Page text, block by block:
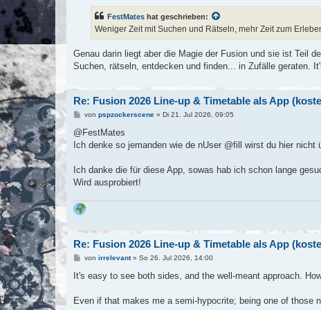
FestMates hat geschrieben:
Weniger Zeit mit Suchen und Rätseln, mehr Zeit zum
Genau darin liegt aber die Magie der Fusion und sie ist Teil
Suchen, rätseln, entdecken und finden... in Zufälle geraten.
Re: Fusion 2026 Line-up & Timetable als App
B
i
r
von pspzockerscene» Di 21. Jul 2026, 09:05
@FestMates
Ich denke so jemanden wie de nUser @fill wirst du hier nicht
Ich danke die für diese App, sowas hab ich schon lange
Wird ausprobiert!
Re: Fusion 2026 Line-up & Timetable als App
B
i
a
von irrelevant» So 26. Jul 2026, 14:00
It's easy to see both sides, and the well-meant approach.
Even if that makes me a semi-hypocrite; being one of those